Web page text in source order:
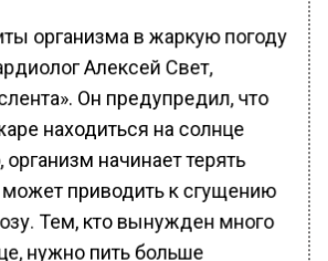
организма в жаркую погоду
Алексей Свет,
Он предупредил, что
находиться на солнце
начинает терять
может приводить к сгущению
Тем, кто вынужден много
нужно пить больше